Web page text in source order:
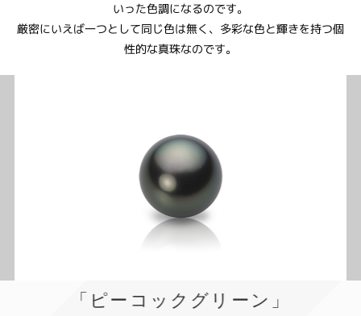
いった色調になるのです。
厳密にいえば一つとして同じ色は無く、多彩な色と輝きを持つ個
性的な真珠なのです。
「ピーコックグリーン」